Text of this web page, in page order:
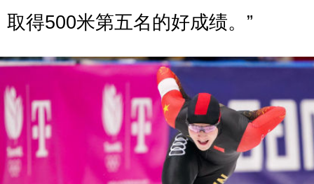
取得500米第五名的好成绩。”